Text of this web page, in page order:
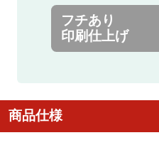
フチあり
印刷仕上げ
商品仕様